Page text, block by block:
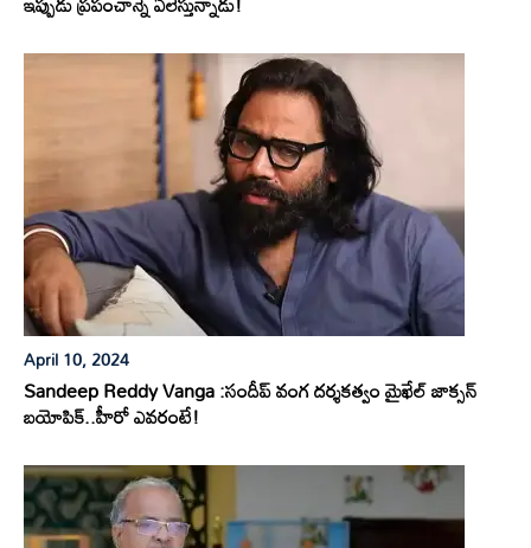
April 10, 2024
Sandeep Reddy Vanga :సందీప్ వంగ దర్శకత్వం మైఖేల్ జాక్సన్
బయోపిక్..హీరో ఎవరంటే!